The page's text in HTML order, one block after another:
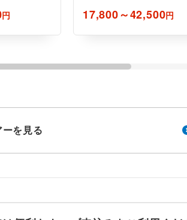
円 17,800～42,500円
を見る